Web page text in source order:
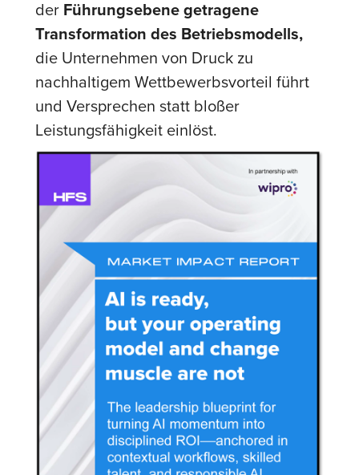
der Führungsebene getragene
Transformation des Betriebsmodells,
die Unternehmen von Druck zu
nachhaltigem Wettbewerbsvorteil führt
und Versprechen statt bloßer
Leistungsfähigkeit einlöst.